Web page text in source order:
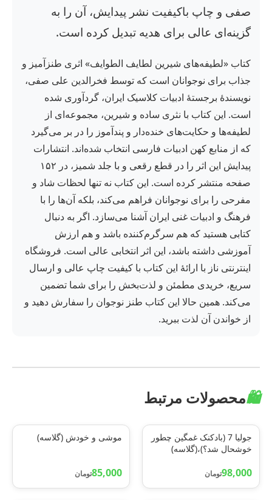
صفی و چاپ باکیفیت نشر پیدایش، آن را به
گزینه‌ای عالی برای هدیه تبدیل کرده است.
کتاب «لطیفه‌های شیرین لطایف الطوایف» اثری طنزآمیز و
جذاب برای نوجوانان است که توسط فخرالدین علی صفی،
نویسندهٔ برجستهٔ ادبیات کلاسیک ایران، گردآوری شده
است. این کتاب با نثری ساده و شیرین، مجموعه‌ای از
لطیفه‌ها و حکایت‌های خنده‌دار و پندآموز را در بر می‌گیرد
که از منابع کهن ادبیات فارسی انتخاب شده‌اند. انتشارات
پیدایش این اثر را در قطع رقعی و با جلد شمیز، در ۱۵۲
صفحه منتشر کرده است. این کتاب نه تنها لحظات شاد و
مفرحی را برای نوجوانان فراهم می‌کند، بلکه آن‌ها را با
فرهنگ و ادبیات غنی ایران آشنا می‌سازد. اگر به دنبال
کتابی هستید که هم سرگرم‌کننده باشد و هم ارزش
آموزشی داشته باشد، این اثر انتخابی عالی است. فروشگاه
اینترنتی ناز با ارائهٔ این کتاب با کیفیت چاپ عالی و ارسال
سریع، خریدی مطمئن و لذت‌بخش را برای شما تضمین
می‌کند. همین حالا این کتاب طنز نوجوان را سفارش دهید و
از خواندن آن لذت ببرید.
🛍️محصولات مرتبط
جولیا 7 (بادکنک غمگین چطور
خوشحال شد؟)،(گلاسه)
98,000تومان
موشی و خودش (گلاسه)
85,000تومان